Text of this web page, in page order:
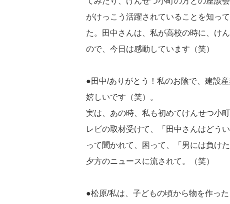
がけっこう活躍されていることを知っ
た。田中さんは、私が高校の時に、け
ので、今日は感動しています（笑）
●田中/ありがとう！私のお陰で、建設
嬉しいです（笑）。
実は、あの時、私も初めてけんせつ小
レビの取材受けて、「田中さんはどう
って聞かれて、困って、「男には負け
夕方のニュースに流されて。（笑）
●松原/私は、子どもの頃から物を作っ